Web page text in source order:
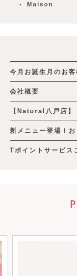
Maison
今月お誕生月のお
会社概要
【Natural八戸店】
新メニュー登場！
Tポイントサービス